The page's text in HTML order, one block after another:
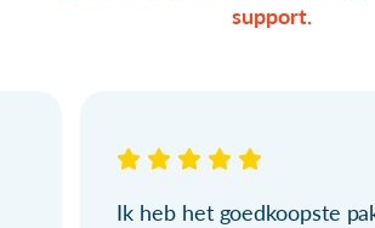
support.
Ik heb het goedkoopste